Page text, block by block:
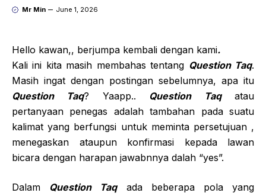
Mr Min June 1, 2026
Hello kawan,, berjumpa kembali dengan kami.
Kali ini kita masih membahas tentang Question Taq.
Masih ingat dengan postingan sebelumnya, apa itu
Question Taq? Yaapp.. Question Taqatau
pertanyaan penegas adalah tambahan pada suatu
kalimat yang berfungsi untuk meminta persetujuan ,
menegaskan ataupun konfirmasi kepada lawan
bicara dengan harapan jawabnnya dalah “yes”.
Dalam Question Taqada beberapa pola yang